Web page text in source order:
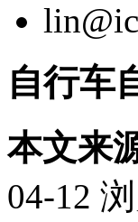
自行车
本文来
04-12 浏